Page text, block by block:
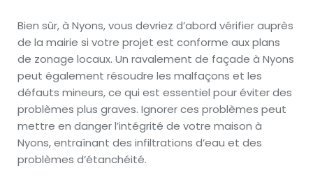
Bien sûr, à Nyons, vous devriez d’abord vérifier auprès
de la mairie si votre projet est conforme aux plans
de zonage locaux. Un ravalement de façade à Nyons
peut également résoudre les malfaçons et les
défauts mineurs, ce qui est essentiel pour éviter des
problèmes plus graves. Ignorer ces problèmes peut
mettre en danger l’intégrité de votre maison à
Nyons, entraînant des infiltrations d’eau et des
problèmes d’étanchéité.